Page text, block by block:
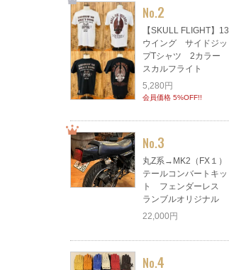
No.2
【SKULL FLIGHT】13
ウイング サイドジッ
プTシャツ 2カラー
スカルフライト
5,280円
会員価格 5%OFF!!
No.3
丸Z系→MK2（FX１）
テールコンバートキッ
ト フェンダーレス
ランブルオリジナル
22,000円
No.4